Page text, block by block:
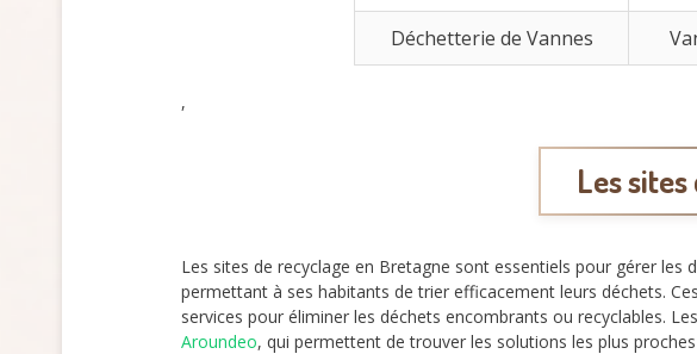
Déchetterie de Vannes
,
Les
Les sites de recyclage en Bretagne sont essentiels pour gérer les
permettant à ses habitants de trier efficacement leurs déchets. Ces
services pour éliminer les déchets encombrants ou recyclables.
Aroundeo, qui permettent de trouver les solutions les plus